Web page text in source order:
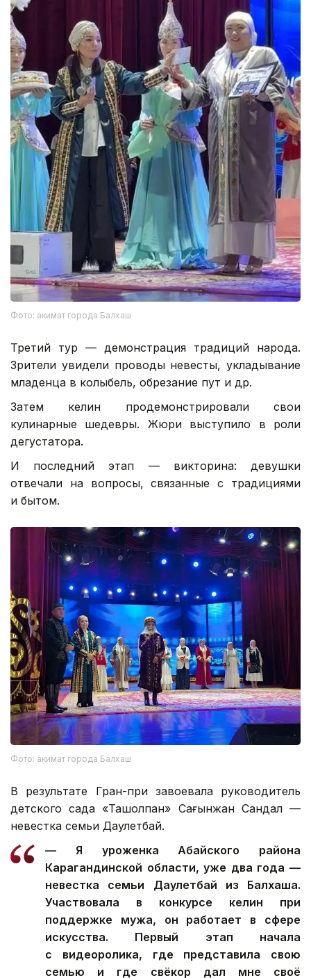
Фото: акимат города Балхаш
Третий тур — демонстрация традиций народа.
Зрители увидели проводы невесты, укладывание
младенца в колыбель, обрезание пут и др.
Затем келин продемонстрировали свои
кулинарные шедевры. Жюри выступило в роли
дегустатора.
И последний этап — викторина: девушки
отвечали на вопросы, связанные с традициями
и бытом.
Фото: акимат города Балхаш
В результате Гран-при завоевала руководитель
детского сада «Таңшолпан» Сағынжан Сандал —
невестка семьи Даулетбай.
— Я уроженка Абайского района
Карагандинской области, уже два года —
невестка семьи Даулетбай из Балхаша.
Участвовала в конкурсе келин при
поддержке мужа, он работает в сфере
искусства. Первый этап начала
с видеоролика, где представила свою
семью и где свёкор дал мне своё